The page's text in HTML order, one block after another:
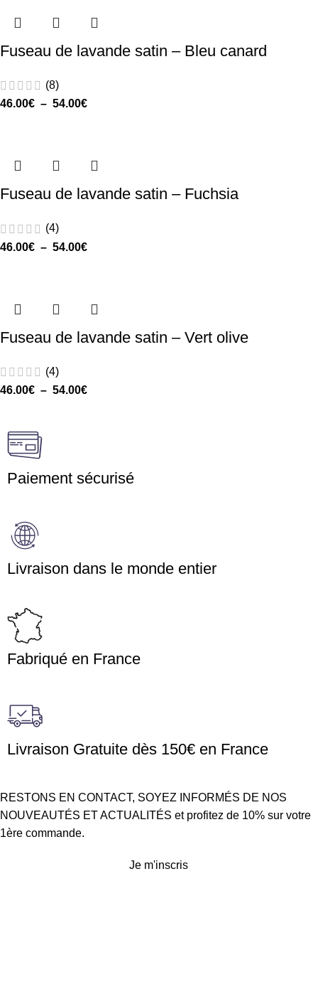
Fuseau de lavande satin – Bleu canard
(8)
46.00€ – 54.00€
Fuseau de lavande satin – Fuchsia
(4)
46.00€ – 54.00€
Fuseau de lavande satin – Vert olive
(4)
46.00€ – 54.00€
Paiement sécurisé
Livraison dans le monde entier
Fabriqué en France
Livraison Gratuite dès 150€ en France
RESTONS EN CONTACT, SOYEZ INFORMÉS DE NOS
NOUVEAUTÉS ET ACTUALITÉS et profitez de 10% sur votre
1ère commande.
Je m'inscris